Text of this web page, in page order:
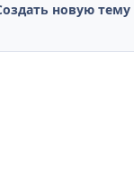
новую тему